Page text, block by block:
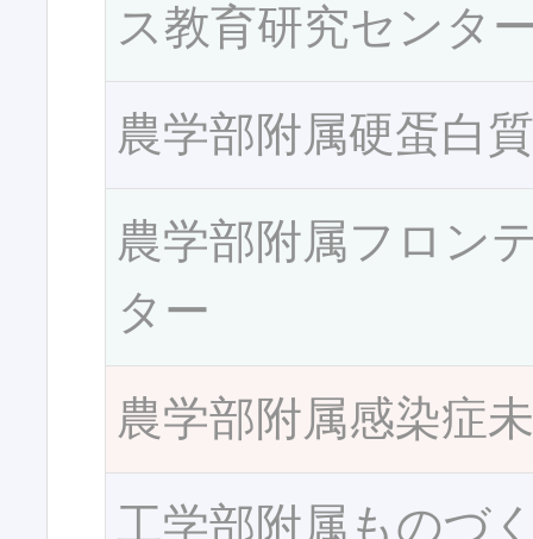
ス教育研究センタ
農学部附属硬蛋白
農学部附属フロン
ター
農学部附属感染症
工学部附属ものづ